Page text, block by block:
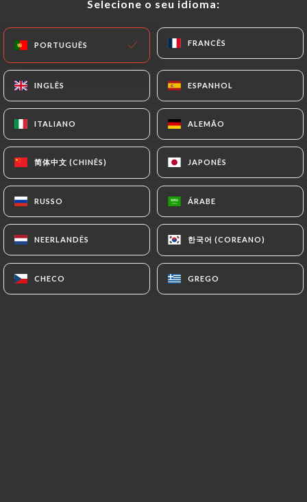
MENU PT
Selecione o seu idioma:
PORTUGUÊS FRANCÊS
INGLÊS ESPANHOL
ITALIANO ALEMÃO
简体中文 (CHINÊS) JAPONÊS
RUSSO ÁRABE
NEERLANDÊS 한국어 (COREANO)
CHECO GREGO
PÁGINA INICIAL/CONTACTO
Contacto
Ramen Masa Oullins
Selecione o seu idioma:
PORTUGUÊS FRANCÊS
INGLÊS ESPANHOL
ITALIANO ALEMÃO
简体中文 (CHINÊS) JAPONÊS
RUSSO ÁRABE
NEERLANDÊS 한국어 (COREANO)
CHECO GREGO